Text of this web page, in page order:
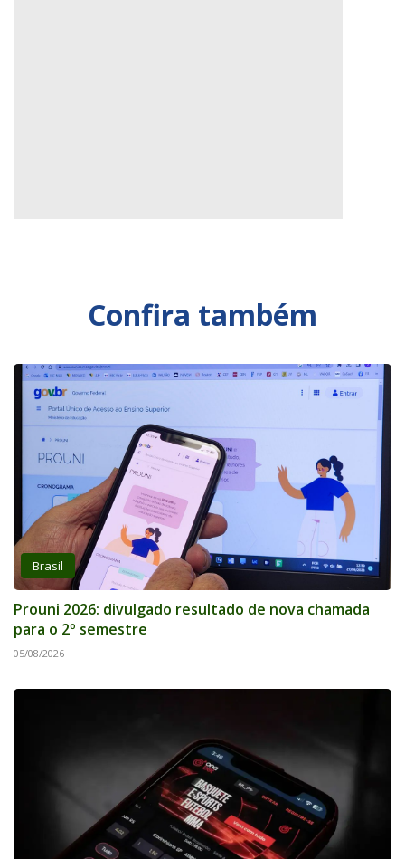
Confira também
Brasil
Prouni 2026: divulgado resultado de nova chamada
para o 2º semestre
05/08/2026